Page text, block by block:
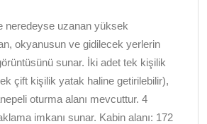
neredeyse uzanan yüksek
okyanusun ve gidilecek yerlerin
sunar. İki adet tek kişilik
çift kişilik yatak haline getirilebilir),
oturma alanı mevcuttur. 4
imkanı sunar. Kabin alanı: 172